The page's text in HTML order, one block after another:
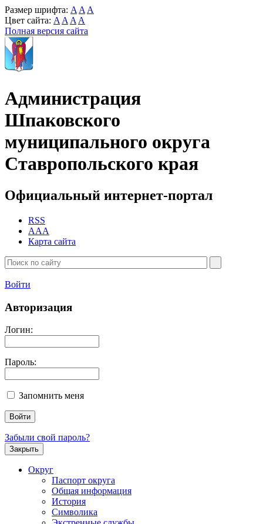
Размер шрифта: A A A
Цвет сайта: A A A A
Полная версия сайта
Администрация
Шпаковского
муниципального округа
Ставропольского края
Официальный интернет-портал
RSS
AAA
Карта сайта
Войти
Авторизация
Логин:
Пароль:
Запомнить меня
Забыли свой пароль?
Закрыть
Округ
Паспорт округа
Общая информация
История
Символика